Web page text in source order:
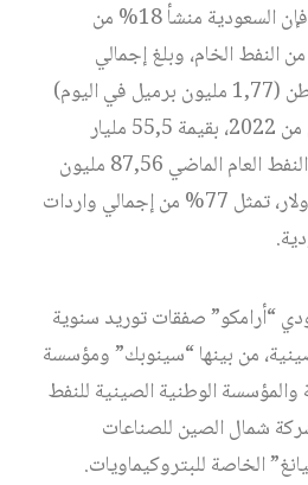
وبحسب البيانات نفسها، فإن السعودية منشأ 18% من
النفط الخام، وبلغ إجمالي
الواردات 73,54 مليون طن (1,77 مليون برميل في اليوم)
في الأشهر العشرة الأولى من 2022، بقيمة 55,5 مليار
دولار. كما بلغت واردات النفط العام الماضي 87,56 مليون
طن، بقيمة 43,9 مليار دولار، تمثل 77% من إجمالي واردات
“أرامكو” صفقات توريد سنوية
من بينها “سينوبك” ومؤسسة
والمؤسسة الوطنية الصينية للنفط
شمال الصين للصناعات
الخاصة للبتروكيماويات.